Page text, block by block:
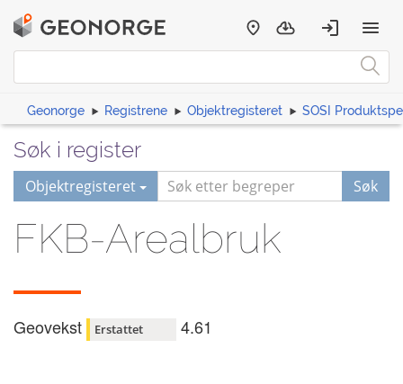
Geonorge Registrene Objektregisteret SOSI
Søk i register
Objektregisteret Søk
FKB-Arealbruk
Geovekst Erstattet 4.61